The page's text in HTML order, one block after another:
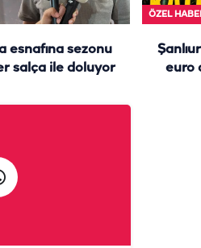
esnafına sezonu
salça ile doluyor
ÖZEL
euro